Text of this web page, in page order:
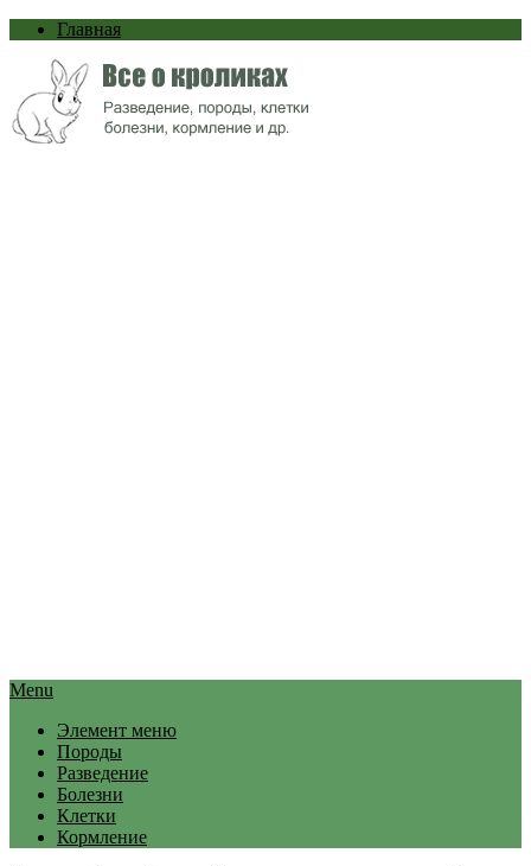
Главная
Menu
Элемент меню
Породы
Разведение
Болезни
Клетки
Кормление